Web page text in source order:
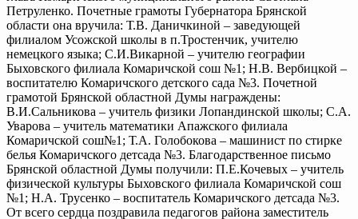
Петруленко. Почетные грамоты Губернатора Брянской
области она вручила: Т.В. Даничкиной – заведующей
филиалом Усожской школы в п.Тростенчик, учителю
немецкого языка; С.И.Викарной – учителю географии
Быховского филиала Комаричской сош №1; Н.В. Вербицкой –
воспитателю Комаричского детского сада №3. Почетной
грамотой Брянской областной Думы награждены:
В.И.Сальникова – учитель физики Лопандинской школы; С.А.
Уварова – учитель математики Апажского филиала
Комаричской сош№1; Т.А. Голобокова – машинист по стирке
белья Комаричского детсада №3. Благодарственное письмо
Брянской областной Думы получили: П.Е.Кочевых – учитель
физической культуры Быховского филиала Комаричской сош
№1; Н.А. Трусенко – воспитатель Комаричского детсада №3.
От всего сердца поздравила педагогов района заместитель